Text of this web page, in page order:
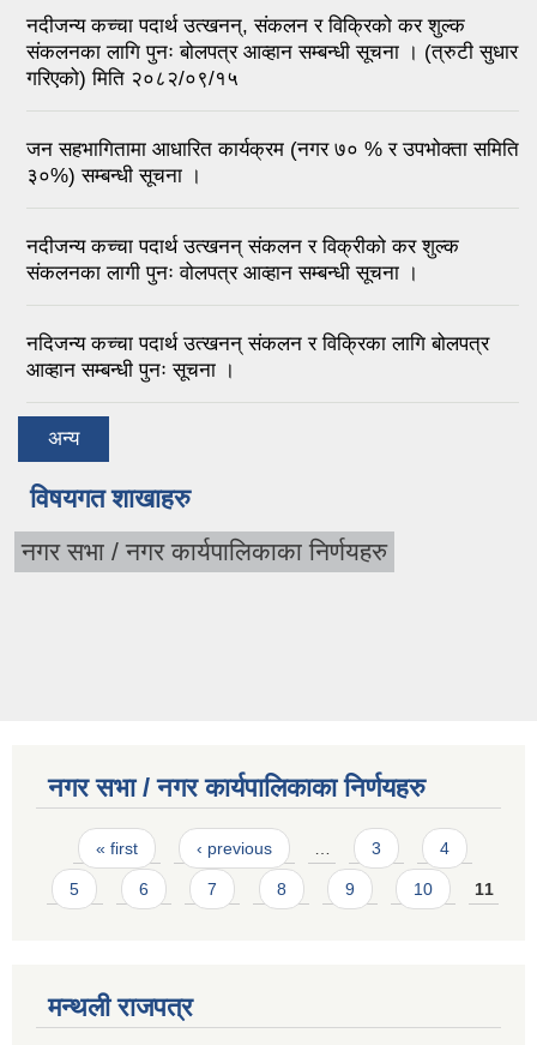
नदीजन्य कच्चा पदार्थ उत्खनन्, संकलन र विक्रिको कर शुल्क
संकलनका लागि पुनः बोलपत्र आव्हान सम्बन्धी सूचना । (त्रुटी सुधार
गरिएको) मिति २०८२/०९/१५
जन सहभागितामा आधारित कार्यक्रम (नगर ७० % र उपभोक्ता समिति
३०%) सम्बन्धी सूचना ।
नदीजन्य कच्चा पदार्थ उत्खनन् संकलन र विक्रीको कर शुल्क
संकलनका लागी पुनः वोलपत्र आव्हान सम्बन्धी सूचना ।
नदिजन्य कच्चा पदार्थ उत्खनन् संकलन र विक्रिका लागि बोलपत्र
आव्हान सम्बन्धी पुनः सूचना ।
अन्य
विषयगत शाखाहरु
नगर सभा / नगर कार्यपालिकाका निर्णयहरु
नगर सभा / नगर कार्यपालिकाका निर्णयहरु
Pages
« first ‹ previous 3 4
5 6 7 8 9 10 11
मन्थली राजपत्र